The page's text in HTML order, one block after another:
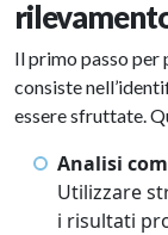
Il primo passo per
consiste
essere sfruttate.
Analisi
Utilizzare
i risultati